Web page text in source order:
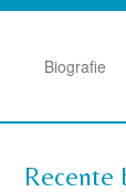
Biografie
Recente